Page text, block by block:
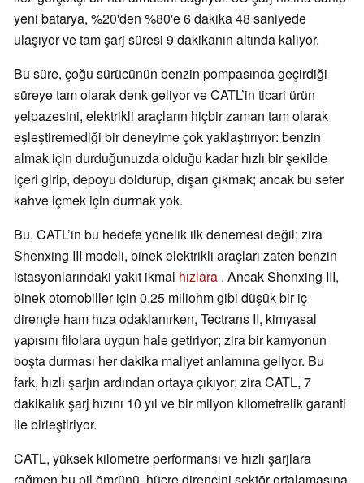
yeni batarya, %20'den %80'e 6 dakika 48 saniyede
ulaşıyor ve tam şarj süresi 9 dakikanın altında kalıyor.
Bu süre, çoğu sürücünün benzin pompasında geçirdiği
süreye tam olarak denk geliyor ve CATL’in ticari ürün
yelpazesini, elektrikli araçların hiçbir zaman tam olarak
eşleştiremediği bir deneyime çok yaklaştırıyor: benzin
almak için durduğunuzda olduğu kadar hızlı bir şekilde
içeri girip, depoyu doldurup, dışarı çıkmak; ancak bu sefer
kahve içmek için durmak yok.
Bu, CATL’in bu hedefe yönelik ilk denemesi değil; zira
Shenxing III modeli, binek elektrikli araçları zaten benzin
istasyonlarındaki yakıt ikmal hızlara . Ancak Shenxing III,
binek otomobiller için 0,25 miliohm gibi düşük bir iç
dirençle ham hıza odaklanırken, Tectrans II, kimyasal
yapısını filolara uygun hale getiriyor; zira bir kamyonun
boşta durması her dakika maliyet anlamına geliyor. Bu
fark, hızlı şarjın ardından ortaya çıkıyor; zira CATL, 7
dakikalık şarj hızını 10 yıl ve bir milyon kilometrelik garanti
ile birleştiriyor.
CATL, yüksek kilometre performansı ve hızlı şarjlara